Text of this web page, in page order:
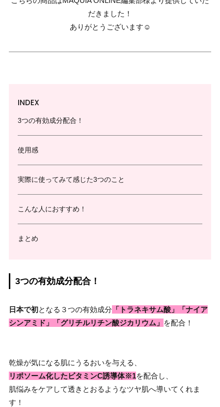
だきました！
ありがとうございます☺️
INDEX
3つの有効成分配合！
使用感
実際に使ってみて感じた3つのこと
こんな人におすすめ！
まとめ
3つの有効成分配合！
日本で初となる３つの有効成分 「トラネキサム酸」「ナイア
シンアミド」「グリチルリチン酸ジカリウム」 を配合！
乾燥が気になる肌にうるおいを与える、
リポソーム化したビタミンC誘導体※1を配合し、
肌悩みをケアして透きとおるようなツヤ肌へ導いてくれま
す！